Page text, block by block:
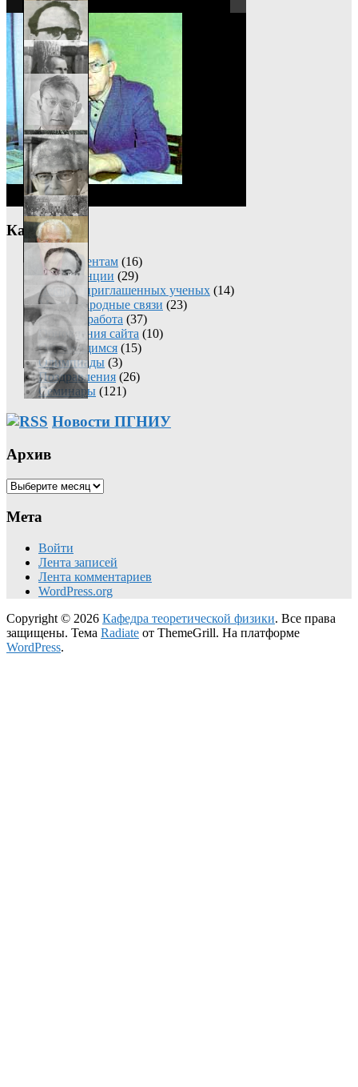
Категории
Абитуриентам (16)
Конференции (29)
Лекции приглашенных ученых (14)
Международные связи (23)
Научная работа (37)
Обновления сайта (10)
Обучающимся (15)
Олимпиады (3)
Поздравления (26)
Семинары (121)
Новости ПГНИУ
Архив
Архив
Мета
Войти
Лента записей
Лента комментариев
WordPress.org
Copyright © 2026 Кафедра теоретической физики. Все права
защищены. Тема Radiate от ThemeGrill. На платформе
WordPress.